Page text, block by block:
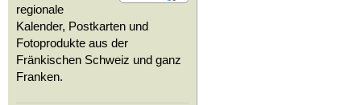
regionale
Kalender, Postkarten und
Fotoprodukte aus der
Fränkischen Schweiz und ganz
Franken.